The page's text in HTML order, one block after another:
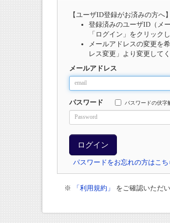
【ユーザID登録がお済みの方へ】
登録済みのユーザID（メ
「ログイン」をクリック
メールアドレスの変更を
レス変更」より変更してく
メールアドレス
パスワード パスワードの伏字
パスワードをお忘れの方はこち
※ 「利用規約」 をご確認いただ